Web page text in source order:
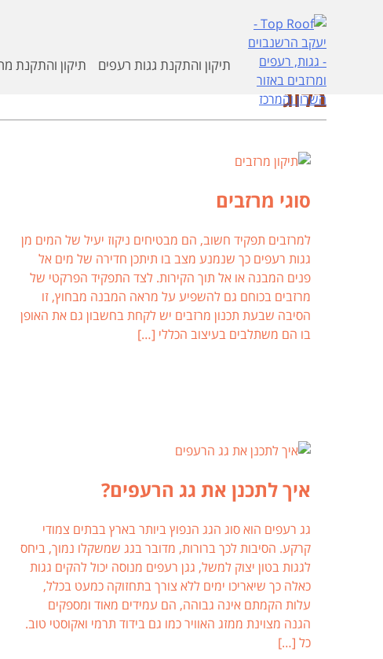
תיקון והתקנת גגות רעפים תיקון והתקנת
דף הבית>בלוג>
בלוג
סוגי מרזבים
למרזבים תפקיד חשוב, הם מבטיחים ניקוז יעיל של המים מן
גגות רעפים כך שנמנע מצב בו תיתכן חדירה של מים אל
פנים המבנה או אל תוך הקירות. לצד התפקיד הפרקטי של
מרזבים בכוחם גם להשפיע על מראה המבנה מבחוץ, זו
הסיבה שבעת תכנון מרזבים יש לקחת בחשבון גם את האופן
בו הם משתלבים בעיצוב הכללי […]
איך לתכנן את גג הרעפים?
גג רעפים הוא סוג הגג הנפוץ ביותר בארץ בבתים צמודי
קרקע. הסיבות לכך ברורות, מדובר בגג שמשקלו נמוך, ביחס
לגגות בטון יצוק למשל, גגן רעפים מנוסה יכול להקים גגות
כאלה כך שיאריכו ימים ללא צורך בתחזוקה כמעט בכלל,
עלות הקמתם אינה גבוהה, הם עמידים מאוד ומספקים
הגנה מצוינת ממזג האוויר כמו גם בידוד תרמי ואקוסטי טוב.
כל […]